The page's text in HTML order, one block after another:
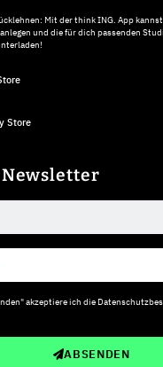
Mit der think ING. App
und die für dich passenden
Store
akzeptiere ich die
ABSENDEN